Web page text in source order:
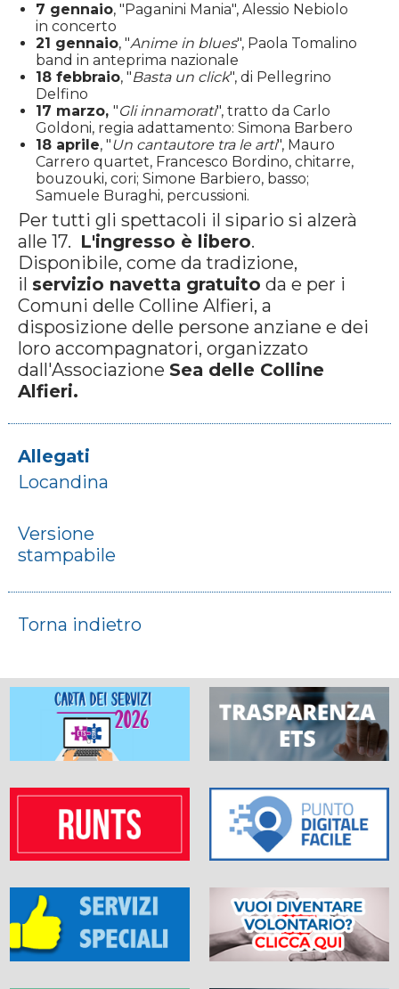
7 gennaio, "Paganini Mania", Alessio Nebiolo
in concerto
21 gennaio, "Anime in blues", Paola Tomalino
band in anteprima nazionale
18 febbraio, "Basta un click", di Pellegrino
Delfino
17 marzo, "Gli innamorati", tratto da Carlo
Goldoni, regia adattamento: Simona Barbero
18 aprile, "Un cantautore tra le arti", Mauro
Carrero quartet, Francesco Bordino, chitarre,
bouzouki, cori; Simone Barbiero, basso;
Samuele Buraghi, percussioni.
Per tutti gli spettacoli il sipario si alzerà
alle 17. L'ingresso è libero.
Disponibile, come da tradizione,
il servizio navetta gratuito da e per i
Comuni delle Colline Alfieri, a
disposizione delle persone anziane e dei
loro accompagnatori, organizzato
dall'Associazione Sea delle Colline
Alfieri.
Allegati
Locandina
Versione
stampabile
Torna indietro